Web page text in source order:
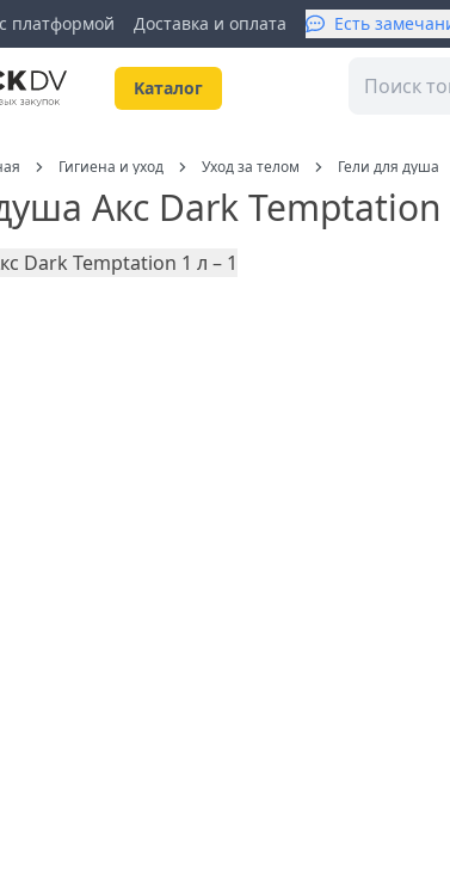
платформой Доставка и оплата Есть
Kаталог
Гигиена и уход Уход за телом Гели для душа
Акс Dark Temptation